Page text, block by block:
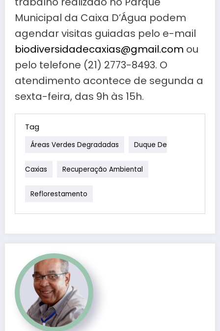
Municipal da Caixa D’Água podem
agendar visitas guiadas pelo e-mail
biodiversidadecaxias@gmail.com ou
pelo telefone (21) 2773-8493. O
atendimento acontece de segunda a
sexta-feira, das 9h às 15h.
Tag
Áreas Verdes Degradadas Duque De
Caxias Recuperação Ambiental
Reflorestamento